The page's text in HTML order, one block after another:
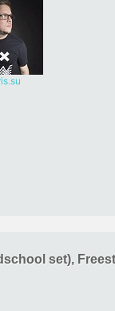
set),